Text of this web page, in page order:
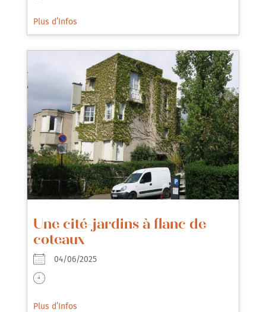
Plus d’Infos
Une cité-jardins à flanc de
coteaux
04/06/2025
Plus d’Infos